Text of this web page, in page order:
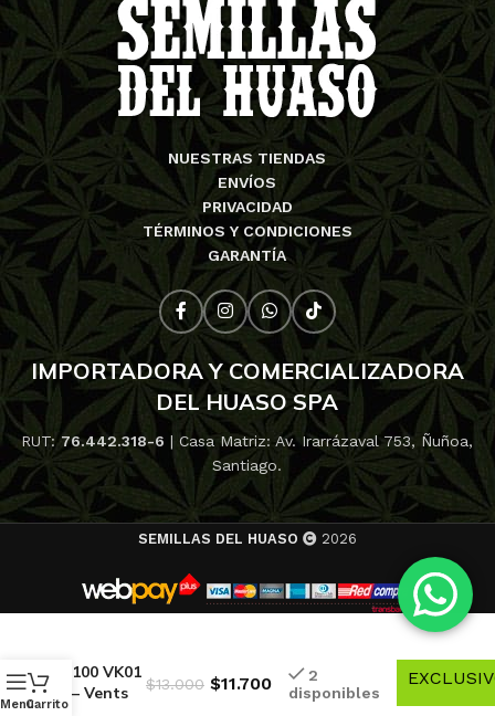
NUESTRAS TIENDAS
ENVÍOS
PRIVACIDAD
TÉRMINOS Y CONDICIONES
GARANTÍA
IMPORTADORA Y COMERCIALIZADORA
DEL HUASO SPA
RUT:76.442.318-6 | Casa Matriz: Av. Irarrázaval 753, Ñuñoa,
Santiago.
SEMILLAS DEL HUASO 2026
MenúCarrito
100 VK01
– Vents
$13.000 $11.700
2
disponibles
10% de
-